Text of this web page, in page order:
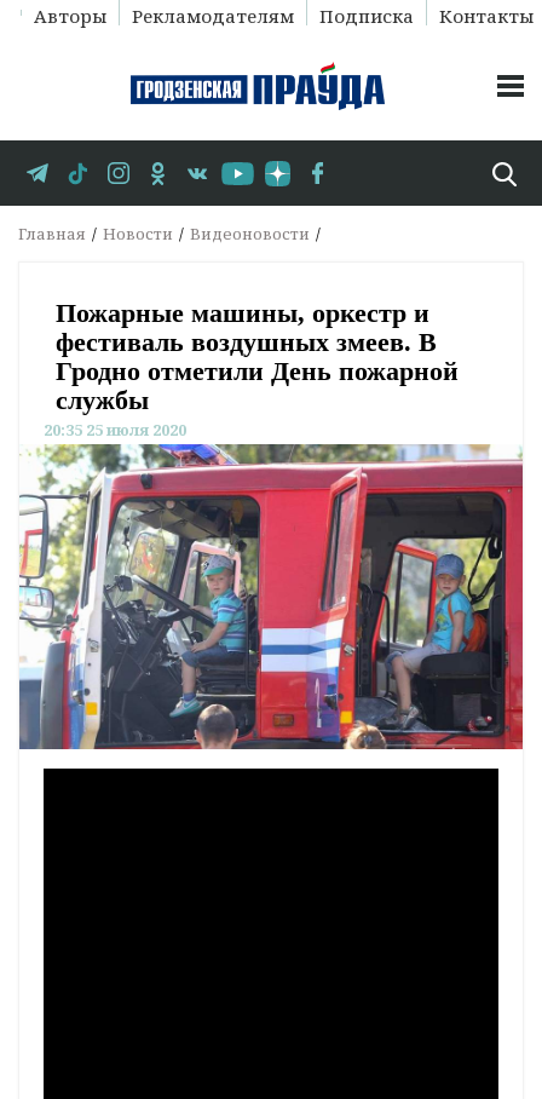
Авторы Рекламодателям Подписка Контакты
Главная Новости Видеоновости
Пожарные машины, оркестр и
фестиваль воздушных змеев. В
Гродно отметили День пожарной
службы
20:35 25 июля 2020